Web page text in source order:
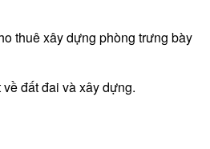
thuê xây dựng phòng trưng bày
đất đai và xây dựng.